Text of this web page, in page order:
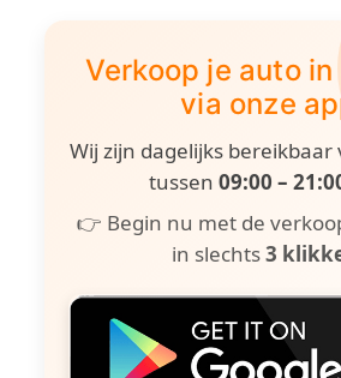
Verkoop je auto
via onze
Wij zijn dagelijks
tussen 09:00 –
👉 Begin nu met de
in slechts3